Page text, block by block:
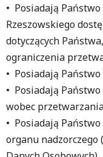
• Posiadają
Rzeszowskiego
dotyczących
ograniczenia
• Posiadają
• Posiadają
wobec
• Posiadają
organu nadzorczego